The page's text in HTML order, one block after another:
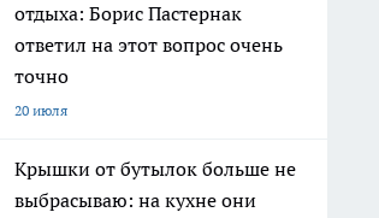
отдыха: Борис Пастернак
ответил на этот вопрос очень
точно
20 июля
Крышки от бутылок больше не
выбрасываю: на кухне они